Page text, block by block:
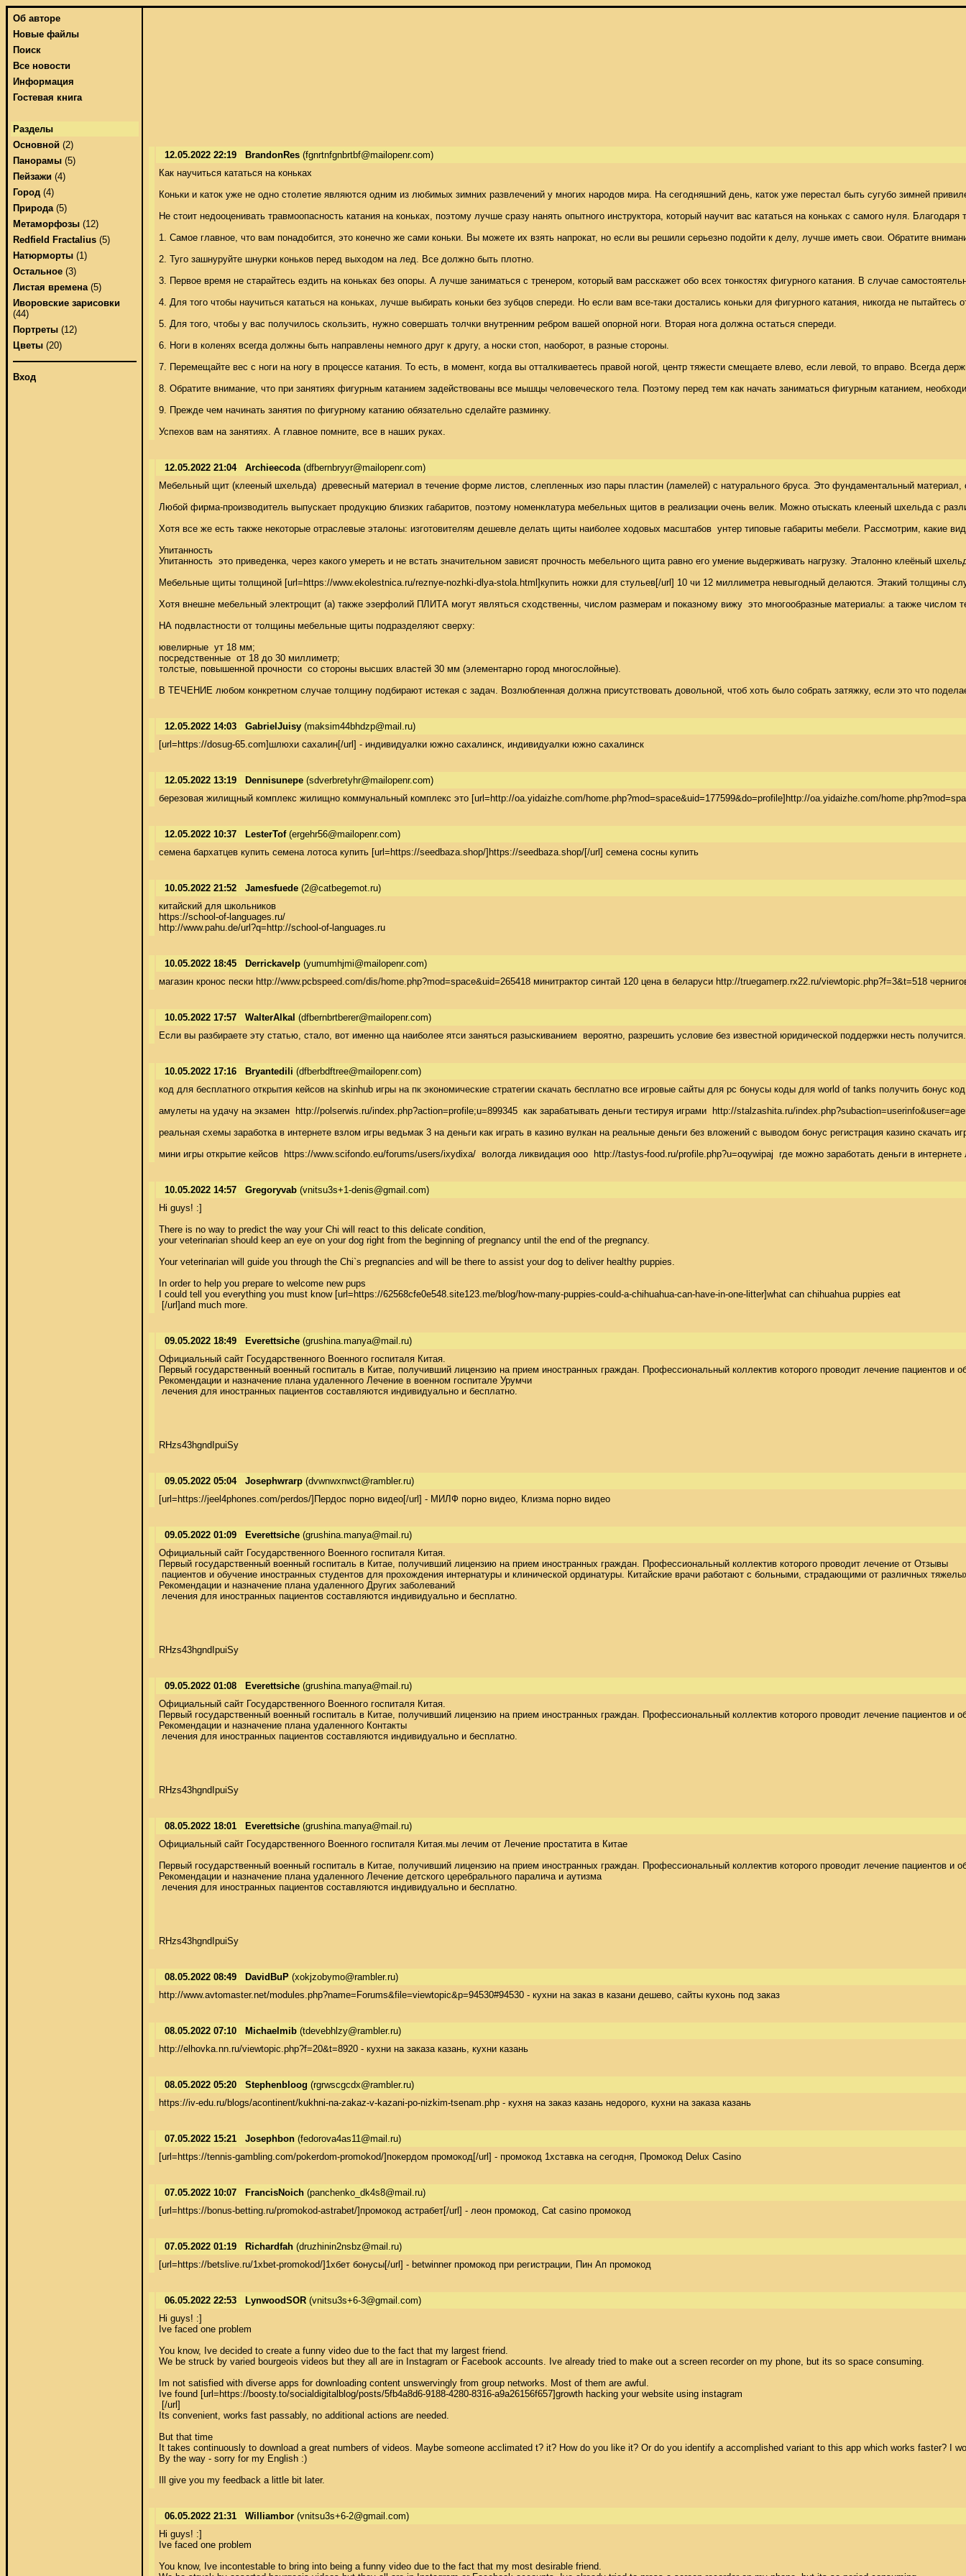
Об авторе
Новые файлы
Поиск
Все новости
Информация
Гостевая книга
Разделы
Основной (2)
Панорамы (5)
Пейзажи (4)
Город (4)
Природа(5)
Метаморфозы (12)
Redfield Fractalius (5)
Натюрморты (1)
Остальное (3)
Листая времена(5)
Иворовские зарисовки
(44)
Портреты (12)
Цветы (20)
Вход
12.05.2022 22:19 BrandonRes (fgnrtnfgnbrtbf@mailopenr.com)
Как научиться кататься на коньках
Коньки и каток уже не одно столетие являются одним из любимых зимних развлечений у многих народов мира. На сегодняшний день, каток уже перестал быть сугубо зимней
Не стоит недооценивать травмоопасность катания на коньках, поэтому лучше сразу нанять опытного инструктора, который научит вас кататься на коньках с самого нуля.
1. Самое главное, что вам понадобится, это конечно же сами коньки. Вы можете их взять напрокат, но если вы решили серьезно подойти к делу, лучше иметь свои. Обратите
2. Туго зашнуруйте шнурки коньков перед выходом на лед. Все должно быть плотно.
3. Первое время не старайтесь ездить на коньках без опоры. А лучше заниматься с тренером, который вам расскажет обо всех тонкостях фигурного катания. В случае
4. Для того чтобы научиться кататься на коньках, лучше выбирать коньки без зубцов спереди. Но если вам все-таки достались коньки для фигурного катания, никогда не пытайтесь
5. Для того, чтобы у вас получилось скользить, нужно совершать толчки внутренним ребром вашей опорной ноги. Вторая нога должна остаться спереди.
6. Ноги в коленях всегда должны быть направлены немного друг к другу, а носки стоп, наоборот, в разные стороны.
7. Перемещайте вес с ноги на ногу в процессе катания. То есть, в момент, когда вы отталкиваетесь правой ногой, центр тяжести смещаете влево, если левой, то вправо. Всегда
8. Обратите внимание, что при занятиях фигурным катанием задействованы все мышцы человеческого тела. Поэтому перед тем как начать заниматься фигурным катанием,
9. Прежде чем начинать занятия по фигурному катанию обязательно сделайте разминку.
Успехов вам на занятиях. А главное помните, все в наших руках.
12.05.2022 21:04 Archieecoda (dfbernbryyr@mailopenr.com)
Мебельный щит (клееный шхельда)  древесный материал в течение форме листов, слепленных изо пары пластин (ламелей) с натурального бруса. Это фундаментальный
Любой фирма-производитель выпускает продукцию близких габаритов, поэтому номенклатура мебельных щитов в реализации очень велик. Можно отыскать клееный шхельда с
Хотя все же есть также некоторые отраслевые эталоны: изготовителям дешевле делать щиты наиболее ходовых масштабов  унтер типовые габариты мебели. Рассмотрим,
Упитанность
Упитанность  это приведенка, через какого умереть и не встать значительном зависят прочность мебельного щита равно его умение выдерживать нагрузку. Эталонно
Мебельные щиты толщиной [url=https://www.ekolestnica.ru/reznye-nozhki-dlya-stola.html]купить ножки для стульев[/url] 10 чи 12 миллиметра невыгодный делаются. Этакий толщины
Хотя внешне мебельный электрощит (а) также эзерфолий ПЛИТА могут являться сходственны, числом размерам и показному вижу  это многообразные материалы: а также
НА подвластности от толщины мебельные щиты подразделяют сверху:
ювелирные  ут 18 мм;
посредственные  от 18 до 30 миллиметр;
толстые, повышенной прочности  со стороны высших властей 30 мм (элементарно город многослойные).
В ТЕЧЕНИЕ любом конкретном случае толщину подбирают истекая с задач. Возлюбленная должна присутствовать довольной, чтоб хоть было собрать затяжку, если это что
12.05.2022 14:03 GabrielJuisy (maksim44bhdzp@mail.ru)
[url=https://dosug-65.com]шлюхи сахалин[/url] - индивидуалки южно сахалинск, индивидуалки южно сахалинск
12.05.2022 13:19 Dennisunepe (sdverbretyhr@mailopenr.com)
березовая жилищный комплекс жилищно коммунальный комплекс это [url=http://oa.yidaizhe.com/home.php?mod=space&uid=177599&do=profile]http://oa.yidaizhe.com/
12.05.2022 10:37 LesterTof(ergehr56@mailopenr.com)
семена бархатцев купить семена лотоса купить [url=https://seedbaza.shop/]https://seedbaza.shop/[/url] семена сосны купить
10.05.2022 21:52 Jamesfuede (2@catbegemot.ru)
китайский для школьников
https://school-of-languages.ru/
http://www.pahu.de/url?q=http://school-of-languages.ru
10.05.2022 18:45 Derrickavelp (yumumhjmi@mailopenr.com)
магазин кронос пески http://www.pcbspeed.com/dis/home.php?mod=space&uid=265418 минитрактор синтай 120 цена в беларуси http://truegamerp.rx22.ru/viewtopic.php?f=3&t=518
10.05.2022 17:57 WalterAlkal (dfbernbrtberer@mailopenr.com)
Если вы разбираете эту статью, стало, вот именно ща наиболее ятси заняться разыскиванием  вероятно, разрешить условие без известной юридической поддержки несть
10.05.2022 17:16 Bryantedili (dfberbdftree@mailopenr.com)
код для бесплатного открытия кейсов на skinhub игры на пк экономические стратегии скачать бесплатно все игровые сайты для pc бонусы коды для world of tanks получить
амулеты на удачу на экзамен  http://polserwis.ru/index.php?action=profile;u=899345  как зарабатывать деньги тестируя играми  http://stalzashita.ru/
реальная схемы заработка в интернете взлом игры ведьмак 3 на деньги как играть в казино вулкан на реальные деньги без вложений с выводом бонус регистрация казино
мини игры открытие кейсов  https://www.scifondo.eu/forums/users/ixydixa/  вологда ликвидация ооо  http://tastys-food.ru/profile.php?u=oqywipaj  где можно заработать деньги в
10.05.2022 14:57 Gregoryvab (vnitsu3s+1-denis@gmail.com)
Hi guys! :]
There is no way to predict the way your Chi will react to this delicate condition,
your veterinarian should keep an eye on your dog right from the beginning of pregnancy until the end of the pregnancy.
Your veterinarian will guide you through the Chi`s pregnancies and will be there to assist your dog to deliver healthy puppies.
In order to help you prepare to welcome new pups
I could tell you everything you must know [url=https://62568cfe0e548.site123.me/blog/how-many-puppies-could-a-chihuahua-can-have-in-one-litter]what can chihuahua puppies eat
[/url]and much more.
09.05.2022 18:49 Everettsiche (grushina.manya@mail.ru)
Официальный сайт Государственного Военного госпиталя Китая.
Первый государственный военный госпиталь в Китае, получивший лицензию на прием иностранных граждан. Профессиональный коллектив которого проводит лечение
Рекомендации и назначение плана удаленного Лечение в военном госпитале Урумчи
лечения для иностранных пациентов составляются индивидуально и бесплатно.
RHzs43hgndIpuiSy
09.05.2022 05:04 Josephwrarp (dvwnwxnwct@rambler.ru)
[url=https://jeel4phones.com/perdos/]Пердос порно видео[/url] - МИЛФ порно видео, Клизма порно видео
09.05.2022 01:09 Everettsiche (grushina.manya@mail.ru)
Официальный сайт Государственного Военного госпиталя Китая.
Первый государственный военный госпиталь в Китае, получивший лицензию на прием иностранных граждан. Профессиональный коллектив которого проводит лечение от Отзывы
пациентов и обучение иностранных студентов для прохождения интернатуры и клинической ординатуры. Китайские врачи работают с больными, страдающими от различных
Рекомендации и назначение плана удаленного Других заболеваний
лечения для иностранных пациентов составляются индивидуально и бесплатно.
RHzs43hgndIpuiSy
09.05.2022 01:08 Everettsiche (grushina.manya@mail.ru)
Официальный сайт Государственного Военного госпиталя Китая.
Первый государственный военный госпиталь в Китае, получивший лицензию на прием иностранных граждан. Профессиональный коллектив которого проводит лечение
Рекомендации и назначение плана удаленного Контакты
лечения для иностранных пациентов составляются индивидуально и бесплатно.
RHzs43hgndIpuiSy
08.05.2022 18:01 Everettsiche (grushina.manya@mail.ru)
Официальный сайт Государственного Военного госпиталя Китая.мы лечим от Лечение простатита в Китае
Первый государственный военный госпиталь в Китае, получивший лицензию на прием иностранных граждан. Профессиональный коллектив которого проводит лечение
Рекомендации и назначение плана удаленного Лечение детского церебрального паралича и аутизма
лечения для иностранных пациентов составляются индивидуально и бесплатно.
RHzs43hgndIpuiSy
08.05.2022 08:49 DavidBuP (xokjzobymo@rambler.ru)
http://www.avtomaster.net/modules.php?name=Forums&file=viewtopic&p=94530#94530 - кухни на заказ в казани дешево, сайты кухонь под заказ
08.05.2022 07:10 Michaelmib (tdevebhlzy@rambler.ru)
http://elhovka.nn.ru/viewtopic.php?f=20&t=8920 - кухни на заказа казань, кухни казань
08.05.2022 05:20 Stephenbloog (rgrwscgcdx@rambler.ru)
https://iv-edu.ru/blogs/acontinent/kukhni-na-zakaz-v-kazani-po-nizkim-tsenam.php - кухня на заказ казань недорого, кухни на заказа казань
07.05.2022 15:21 Josephbon (fedorova4as11@mail.ru)
[url=https://tennis-gambling.com/pokerdom-promokod/]покердом промокод[/url] - промокод 1хставка на сегодня, Промокод Delux Casino
07.05.2022 10:07 FrancisNoich (panchenko_dk4s8@mail.ru)
[url=https://bonus-betting.ru/promokod-astrabet/]промокод астрабет[/url] - леон промокод, Cat casino промокод
07.05.2022 01:19 Richardfah (druzhinin2nsbz@mail.ru)
[url=https://betslive.ru/1xbet-promokod/]1хбет бонусы[/url] - betwinner промокод при регистрации, Пин Ап промокод
06.05.2022 22:53 LynwoodSOR (vnitsu3s+6-3@gmail.com)
Hi guys! :]
Ive faced one problem
You know, Ive decided to create a funny video due to the fact that my largest friend.
We be struck by varied bourgeois videos but they all are in Instagram or Facebook accounts. Ive already tried to make out a screen recorder on my phone, but its so space consuming.
Im not satisfied with diverse apps for downloading content unswervingly from group networks. Most of them are awful.
Ive found [url=https://boosty.to/socialdigitalblog/posts/5fb4a8d6-9188-4280-8316-a9a26156f657]growth hacking your website using instagram
[/url]
Its convenient, works fast passably, no additional actions are needed.
But that time
It takes continuously to download a great numbers of videos. Maybe someone acclimated t? it? How do you like it? Or do you identify a accomplished variant to this app which works faster? I
By the way - sorry for my English :)
Ill give you my feedback a little bit later.
06.05.2022 21:31 Williambor (vnitsu3s+6-2@gmail.com)
Hi guys! :]
Ive faced one problem
You know, Ive incontestable to bring into being a funny video due to the fact that my most desirable friend.